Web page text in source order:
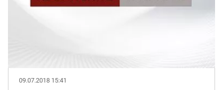
09.07.2018 15:41